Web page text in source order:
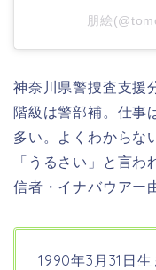
朋絵
神奈川県警捜査支援
階級は警部補。 仕事
多い。よくわからな
「うるさい」と言
信者・イナバウアー
1990年3月31日